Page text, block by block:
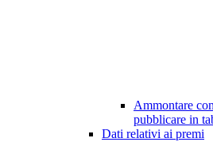
Ammontare
pubblicare in
Dati relativi ai premi